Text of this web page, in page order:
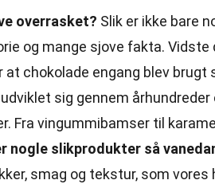
overrasket? Slik er ikke bare
og mange sjove fakta. Vidste
at chokolade engang blev brugt
sig gennem
Fra vingummibamser til
nogle slikprodukter så
smag og tekstur, som vores